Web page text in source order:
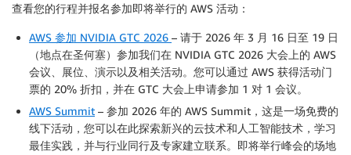
查看您的行程并报名参加即将举行的 AWS 活动：
AWS 参加 NVIDIA GTC 2026 – 请于 2026 年 3 月 16 日至 19 日
（地点在圣何塞）参加我们在 NVIDIA GTC 2026 大会上的 AWS
会议、展位、演示以及相关活动。您可以通过 AWS 获得活动门
票的 20% 折扣，并在 GTC 大会上申请参加 1 对 1 会议。
AWS Summit – 参加 2026 年的 AWS Summit，这是一场免费的
线下活动，您可以在此探索新兴的云技术和人工智能技术，学习
最佳实践，并与行业同行及专家建立联系。即将举行峰会的场地